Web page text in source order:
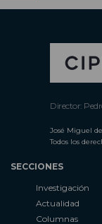
Director:
José Miguel
Todos los
SECCIONES
Investigación
Actualidad
Columnas